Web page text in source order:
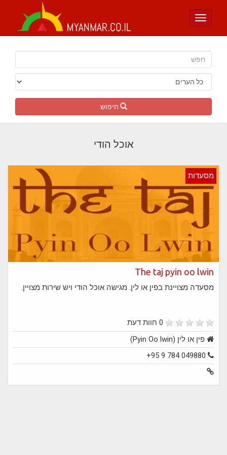
Toggle
חיפוש
אוכל הודי
מסעדות
The taj pyin oo lwin
מסעדה מצויינת בפין או לין. מגישה אוכל הודי ויש שירות מצויין.
פין או לין (Pyin Oo lwin)
+95 9 784 049880